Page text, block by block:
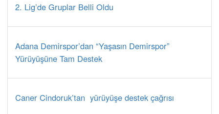
2. Lig’de Gruplar Belli Oldu
Adana Demirspor’dan “Yaşasın Demirspor”
Yürüyüşüne Tam Destek
Caner Cindoruk’tan yürüyüşe destek çağrısı